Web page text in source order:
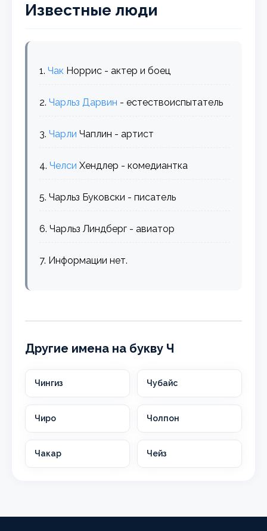
Известные люди
1.Чак Норрис - актер и боец
2.Чарльз Дарвин - естествоиспытатель
3.Чарли Чаплин - артист
4.Челси Хендлер - комедиантка
5. Чарльз Буковски - писатель
6. Чарльз Линдберг - авиатор
7. Информации нет.
Другие имена на букву Ч
Чингиз Чубайс
Чиро Чолпон
Чакар Чейз